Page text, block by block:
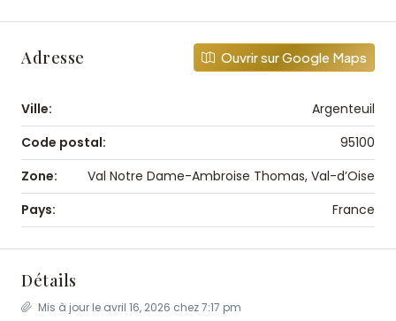
Adresse Ouvrir sur Google Maps
Ville:
Argenteuil
Code postal:
95100
Zone:
Val Notre Dame-Ambroise Thomas, Val-d’Oise
Pays:
France
Détails
Mis à jour le avril 16, 2026 chez 7:17 pm